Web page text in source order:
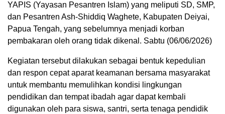
YAPIS (Yayasan Pesantren Islam) yang meliputi SD, SMP,
dan Pesantren Ash-Shiddiq Waghete, Kabupaten Deiyai,
Papua Tengah, yang sebelumnya menjadi korban
pembakaran oleh orang tidak dikenal. Sabtu (06/06/2026)
Kegiatan tersebut dilakukan sebagai bentuk kepedulian
dan respon cepat aparat keamanan bersama masyarakat
untuk membantu memulihkan kondisi lingkungan
pendidikan dan tempat ibadah agar dapat kembali
digunakan oleh para siswa, santri, serta tenaga pendidik